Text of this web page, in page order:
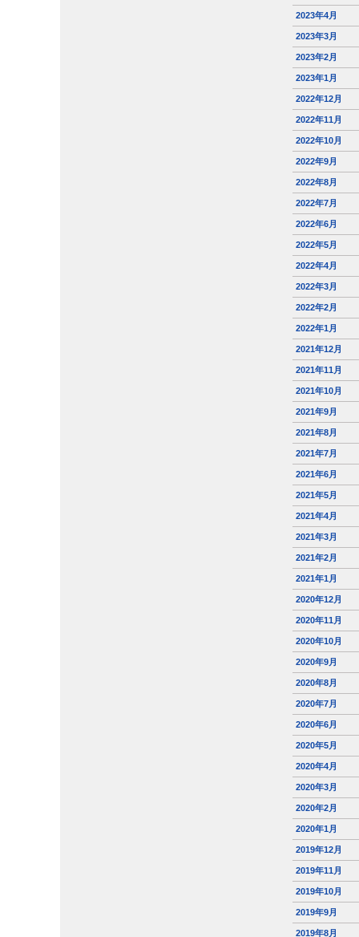
2023年4月
2023年3月
2023年2月
2023年1月
2022年12月
2022年11月
2022年10月
2022年9月
2022年8月
2022年7月
2022年6月
2022年5月
2022年4月
2022年3月
2022年2月
2022年1月
2021年12月
2021年11月
2021年10月
2021年9月
2021年8月
2021年7月
2021年6月
2021年5月
2021年4月
2021年3月
2021年2月
2021年1月
2020年12月
2020年11月
2020年10月
2020年9月
2020年8月
2020年7月
2020年6月
2020年5月
2020年4月
2020年3月
2020年2月
2020年1月
2019年12月
2019年11月
2019年10月
2019年9月
2019年8月